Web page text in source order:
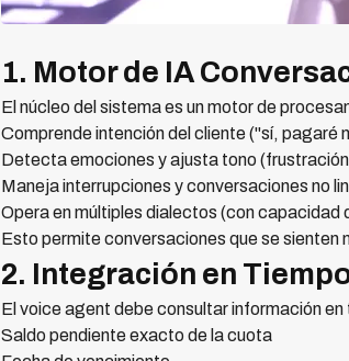
1. Motor de IA
El núcleo del sistema es un motor de
Comprende intención del cliente ("sí,
Detecta emociones y ajusta tono
Maneja interrupciones y conversaciones no
Opera en múltiples dialectos (con
Esto permite conversaciones que se sienten
2. Integración en
El voice agent debe consultar información en
Saldo pendiente exacto de la cuota